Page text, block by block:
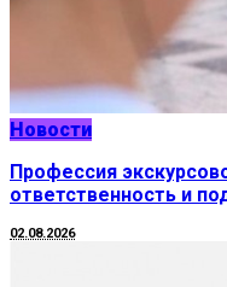
Новости
Профессия
ответственность и
02.08.2026